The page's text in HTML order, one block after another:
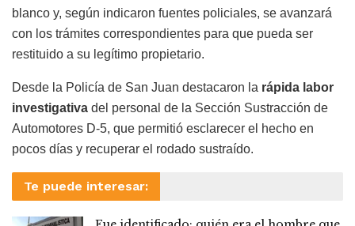
blanco y, según indicaron fuentes policiales, se avanzará
con los trámites correspondientes para que pueda ser
restituido a su legítimo propietario.
Desde la Policía de San Juan destacaron la rápida labor
investigativa del personal de la Sección Sustracción de
Automotores D-5, que permitió esclarecer el hecho en
pocos días y recuperar el rodado sustraído.
Te puede interesar: